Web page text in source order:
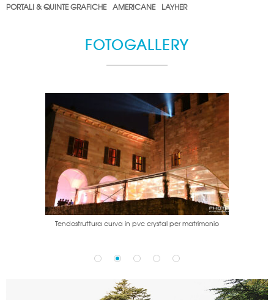
PORTALI & QUINTE GRAFICHE AMERICANE LAYHER
FOTOGALLERY
Tendostruttura curva in pvc crystal per matrimonio